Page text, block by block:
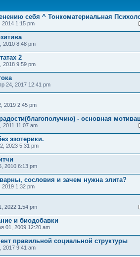
себя ^ Тонкоматериальная
2014 1:15 pm
2010 8:48 pm
2
2018 9:59 pm
24, 2017 12:41 pm
2019 2:45 pm
- основная
2011 11:07 am
эзотерики.
2023 5:31 pm
2010 6:13 pm
сословия и зачем нужна элита?
2019 1:32 pm
2022 1:54 pm
и биодобавки
01, 2009 12:20 am
правильной социальной структуры
2017 9:41 am